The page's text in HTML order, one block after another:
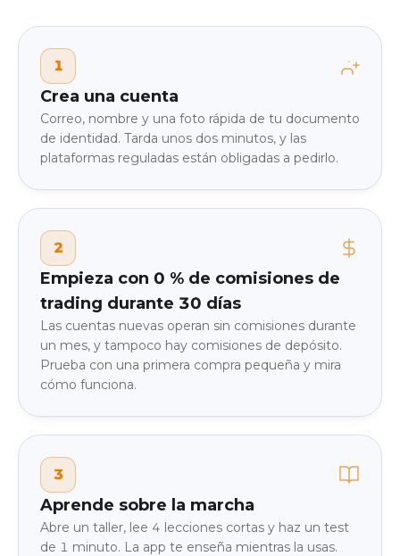
1
Crea una cuenta
Correo, nombre y una foto rápida de tu documento
de identidad. Tarda unos dos minutos, y las
plataformas reguladas están obligadas a pedirlo.
2
Empieza con 0 % de comisiones de
trading durante 30 días
Las cuentas nuevas operan sin comisiones durante
un mes, y tampoco hay comisiones de depósito.
Prueba con una primera compra pequeña y mira
cómo funciona.
3
Aprende sobre la marcha
Abre un taller, lee 4 lecciones cortas y haz un test
de 1 minuto. La app te enseña mientras la usas.